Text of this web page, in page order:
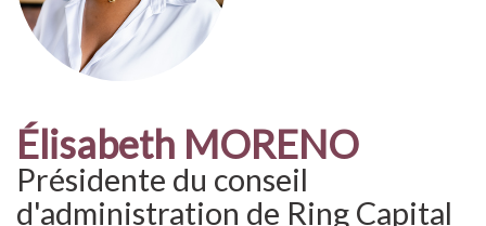
Élisabeth MORENO
Présidente du conseil
d'administration de Ring Capital